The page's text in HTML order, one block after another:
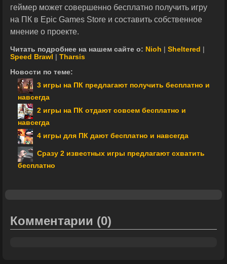
геймер может совершенно бесплатно получить игру
на ПК в Epic Games Store и составить собственное
мнение о проекте.
Читать подробнее на нашем сайте о: Nioh | Sheltered |
Speed Brawl | Tharsis
Новости по теме:
3 игры на ПК предлагают получить бесплатно и
навсегда
2 игры на ПК отдают совсем бесплатно и
навсегда
4 игры для ПК дают бесплатно и навсегда
Сразу 2 известных игры предлагают схватить
бесплатно
Комментарии (0)